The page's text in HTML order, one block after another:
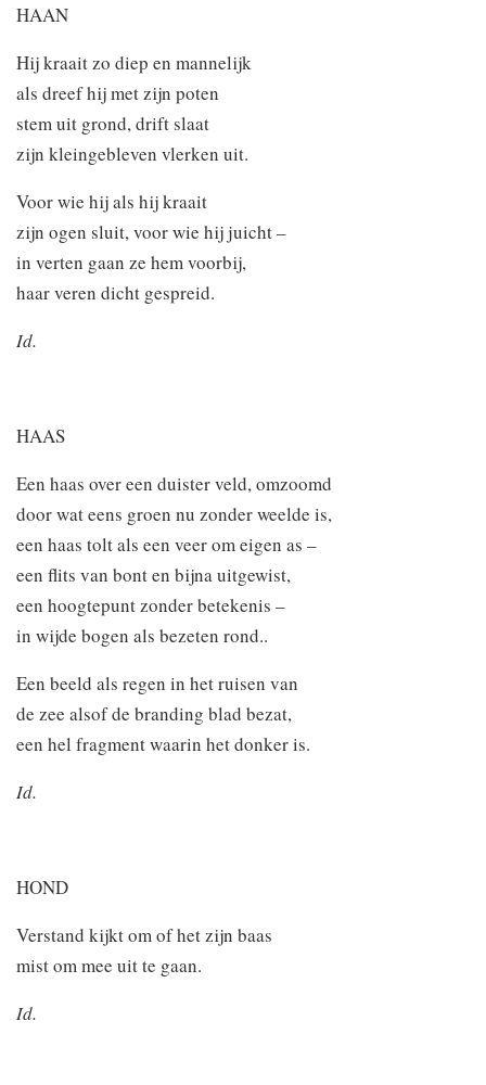
HAAN
Hij kraait zo diep en mannelijk
als dreef hij met zijn poten
stem uit grond, drift slaat
zijn kleingebleven vlerken uit.
Voor wie hij als hij kraait
zijn ogen sluit, voor wie hij juicht –
in verten gaan ze hem voorbij,
haar veren dicht gespreid.
Id.
HAAS
Een haas over een duister veld, omzoomd
door wat eens groen nu zonder weelde is,
een haas tolt als een veer om eigen as –
een flits van bont en bijna uitgewist,
een hoogtepunt zonder betekenis –
in wijde bogen als bezeten rond..
Een beeld als regen in het ruisen van
de zee alsof de branding blad bezat,
een hel fragment waarin het donker is.
Id.
HOND
Verstand kijkt om of het zijn baas
mist om mee uit te gaan.
Id.